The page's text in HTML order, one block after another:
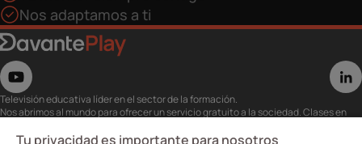
Nos adaptamos a ti
Televisión educativa líder en el sector de la formación.
Nos abrimos al mundo para ofrecer un servicio gratuito a la sociedad. Clases en
eventos, masterclass y recursos para estudiantes…
Tu privacidad es importante para nosotros